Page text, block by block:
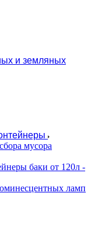
и земляных
мусора
баки от 120л -
ламп